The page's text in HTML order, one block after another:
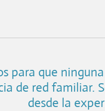
para que
de red familiar.
desde la